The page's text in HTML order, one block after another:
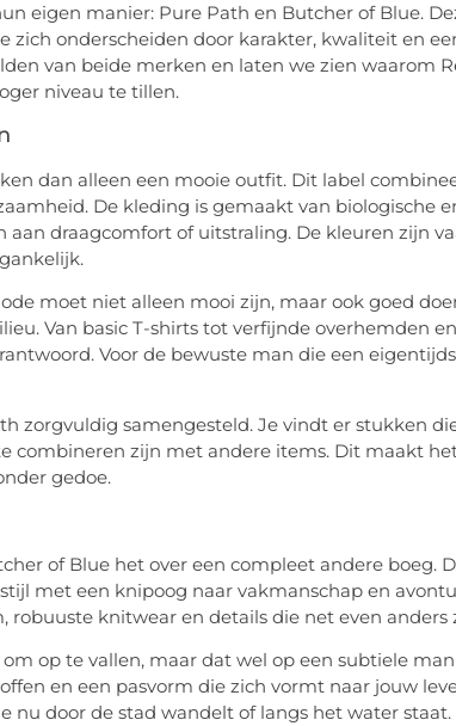
eigen manier: Pure Path en Butcher of Blue.
zich onderscheiden door karakter, kwaliteit en
van beide merken en laten we zien waarom
niveau te tillen.
dan alleen een mooie outfit. Dit label
De kleding is gemaakt van biologische
aan draagcomfort of uitstraling. De kleuren zijn
moet niet alleen mooi zijn, maar ook goed
Van basic T-shirts tot verfijnde overhemden en
Voor de bewuste man die een
zorgvuldig samengesteld. Je vindt er stukken
combineren zijn met andere items. Dit maakt
gedoe.
of Blue het over een compleet andere boeg.
met een knipoog naar vakmanschap en
knitwear en details die net even anders
op te vallen, maar dat wel op een subtiele
en een pasvorm die zich vormt naar jouw
nu door de stad wandelt of langs het water staat.